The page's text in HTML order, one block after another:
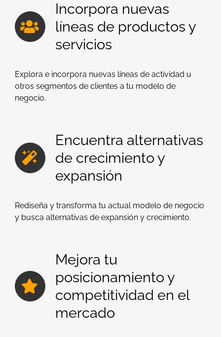
Incorpora nuevas
líneas de productos y
servicios
Explora e incorpora nuevas líneas de actividad u
otros segmentos de clientes a tu modelo de
negocio.
Encuentra alternativas
de crecimiento y
expansión
Rediseña y transforma tu actual modelo de negocio
y busca alternativas de expansión y crecimiento.
Mejora tu
posicionamiento y
competitividad en el
mercado